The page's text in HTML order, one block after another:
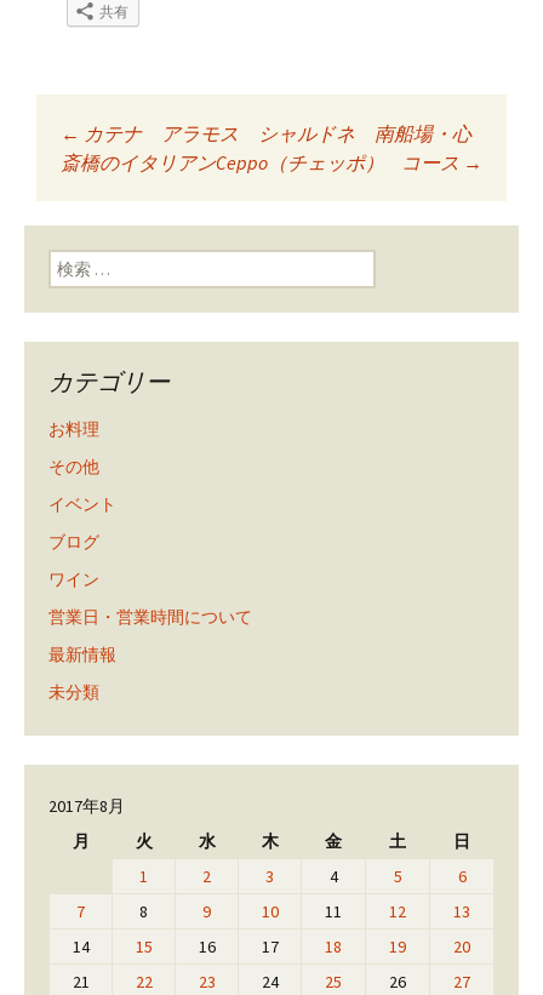
共有
投稿ナビゲーショ
ン
← カテナ アラモス シャルドネ 南船場・心
斎橋のイタリアンCeppo（チェッポ）
コース →
検索:
カテゴリー
お料理
その他
イベント
ブログ
ワイン
営業日・営業時間について
最新情報
未分類
2017年8月
月
火 水 木 金 土 日
1 2 3 4 5
6
7
8 9 10 11 12
13
14
15 16 17 18 19
20
21
22 23 24 25 26
27